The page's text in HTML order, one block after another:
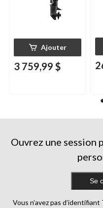
Ajouter
3 759,99 $
Ouvrez une session
Se
Vous n’avez pas